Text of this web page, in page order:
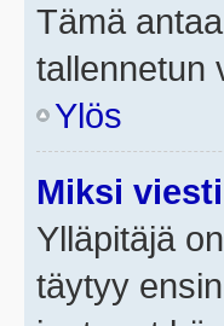
Tämä
tallennetun
Ylös
Miksi
Ylläpitäjä
täytyy